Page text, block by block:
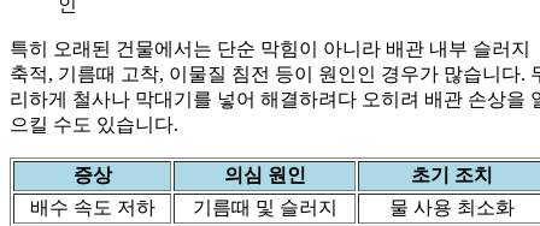
특히 오래된 건물에서는 단순 막힘이 아니라 배관 내부 슬러지
축적, 기름때 고착, 이물질 침전 등이 원인인 경우가 많습니다.
리하게 철사나 막대기를 넣어 해결하려다 오히려 배관 손상을
으킬 수도 있습니다.
증상 의심 원인
초기 조치
배수 속도 저하
기름때 및 슬러지
물 사용 최소화